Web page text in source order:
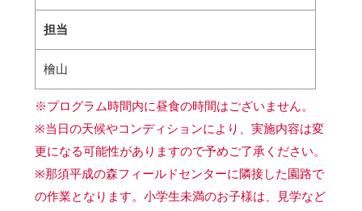
担当
檜山
※プログラム時間内に昼食の時間はございません。
※当日の天候やコンディションにより、実施内容は変
更になる可能性がありますので予めご了承ください。
※那須平成の森フィールドセンターに隣接した園路で
の作業となります。小学生未満のお子様は、見学など